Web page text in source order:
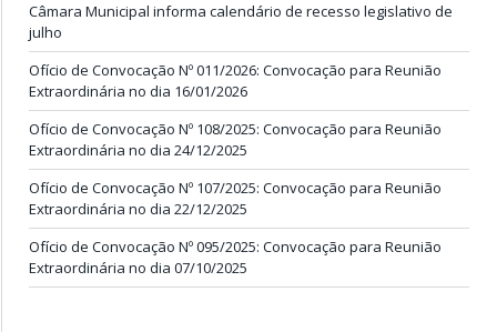
Câmara Municipal informa calendário de recesso legislativo de
julho
Ofício de Convocação Nº 011/2026: Convocação para Reunião
Extraordinária no dia 16/01/2026
Ofício de Convocação Nº 108/2025: Convocação para Reunião
Extraordinária no dia 24/12/2025
Ofício de Convocação Nº 107/2025: Convocação para Reunião
Extraordinária no dia 22/12/2025
Ofício de Convocação Nº 095/2025: Convocação para Reunião
Extraordinária no dia 07/10/2025